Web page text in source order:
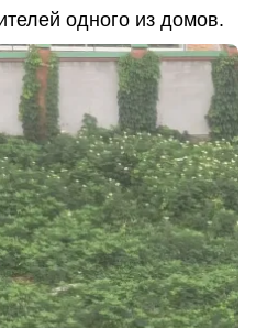
одного из домов.